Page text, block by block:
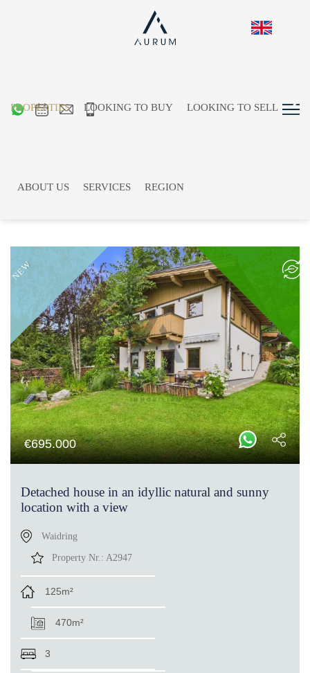
Properties
€695.000
NEW
Detached house in an idyllic natural and sunny
location with a view
Waidring
Property Nr.: A2947
125m²
470m²
3
PROPERTIES LOOKING TO BUY LOOKING TO SELL
ABOUT US SERVICES REGION